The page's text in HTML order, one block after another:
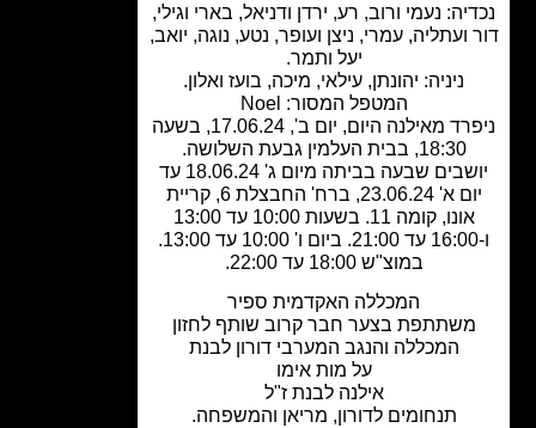
נעמי ורוב, רע, ירדן ודניאל, בארי וגילי,
ועתליה, עמרי, ניצן ועופר, נטע, נוגה, יואב,
יעל ותמר.
ניניה: יהונתן, עילאי, מיכה, בועז ואלון.
המטפל המסור: Noel
ניפרד מאילנה היום, יום ב', 17.06.24, בשעה
יושבים שבעה בביתה מיום ג' 18.06.24 עד
יום א' 23.06.24, ברח' החבצלת 6, קריית
אונו, קומה 11. בשעות 10:00 עד 13:00
ו-16:00 עד 21:00. ביום ו' 10:00 עד 13:00.
במוצ"ש 18:00 עד 22:00.
המכללה האקדמית ספיר
בצער חבר קרובשותף לחזון
המכללה והנגב המערבי דורון לבנת
על מות אימו
אילנה לבנת ז"ל
תנחומים לדורון, מריאן והמשפחה.